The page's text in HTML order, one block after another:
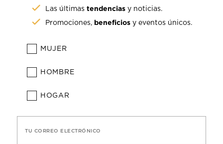
Las últimastendencias y noticias.
Promociones, beneficios y eventos únicos.
MUJER
HOMBRE
HOGAR
TU CORREO ELECTRÓNICO